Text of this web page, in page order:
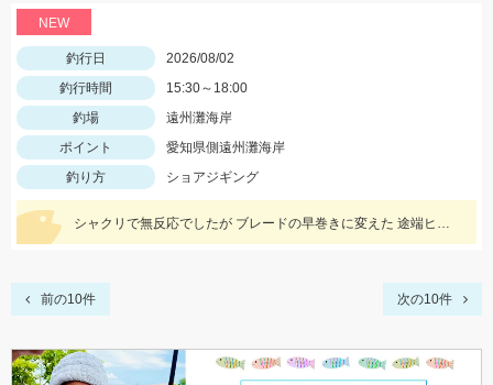
NEW
釣行日
2026/08/02
釣行時間
15:30～18:00
釣場
遠州灘海岸
ポイント
愛知県側遠州灘海岸
釣り方
ショアジギング
シャクリで無反応でしたが ブレードの早巻きに変えた 途端ヒットしましたよ！
前の10件 次の10件